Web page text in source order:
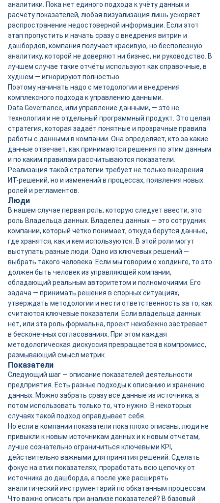
аналитики. Пока нет единого подхода к учёту данных и
расчёту показателей, любая визуализация лишь ускоряет
распространение недостоверной информации. Если этот
этап пропустить и начать сразу с внедрения витрин и
дашбордов, компания получает красивую, но бесполезную
аналитику, которой не доверяют ни бизнес, ни руководство. В
лучшем случае такие отчёты используют как справочные, в
худшем — игнорируют полностью.
Поэтому начинать надо с методологии и внедрения
комплексного подхода к управлению данными.
Data Governance, или управление данными, — это не
технология и не отдельный программный продукт. Это целая
стратегия, которая задаёт понятные и прозрачные правила
работы с данными в компании. Она определяет, кто за какие
данные отвечает, как принимаются решения по этим данным
и по каким правилам рассчитываются показатели.
Реализация такой стратегии требует не только внедрения
ИТ-решений, но и изменений в процессах, появления новых
ролей и регламентов.
Люди
В нашем случае первая роль, которую следует ввести, это
роль Владельца данных. Владелец данных — это сотрудник
компании, который чётко понимает, откуда берутся данные,
где хранятся, как и кем используются. В этой роли могут
выступать разные люди. Одно из ключевых решений —
выбрать такого человека. Если мы говорим о холдинге, то это
должен быть человек из управляющей компании,
обладающий реальным авторитетом и полномочиями. Его
задача — принимать решения в спорных ситуациях,
утверждать методологии и нести ответственность за то, как
считаются ключевые показатели. Если владельца данных
нет, или эта роль формальна, проект неизбежно застревает
в бесконечных согласованиях. При этом каждая
методологическая дискуссия превращается в компромисс,
размывающий смысл метрик.
Показатели
Следующий шаг — описание показателей деятельности
предприятия. Есть разные подходы к описанию и хранению
данных. Можно забрать сразу все данные из источника, а
потом использовать только то, что нужно. В некоторых
случаях такой подход оправдывает себя.
Но если в компании показатели пока плохо описаны, люди не
привыкли к новым источникам данных и к новым отчётам,
лучше сознательно ограничиться ключевыми KPI,
действительно важными для принятия решений. Сделать
фокус на этих показателях, проработать всю цепочку от
источника до дашборда, а после уже расширять
аналитический инструментарий по обкатанным процессам.
Что важно описать при анализе показателей? В базовый